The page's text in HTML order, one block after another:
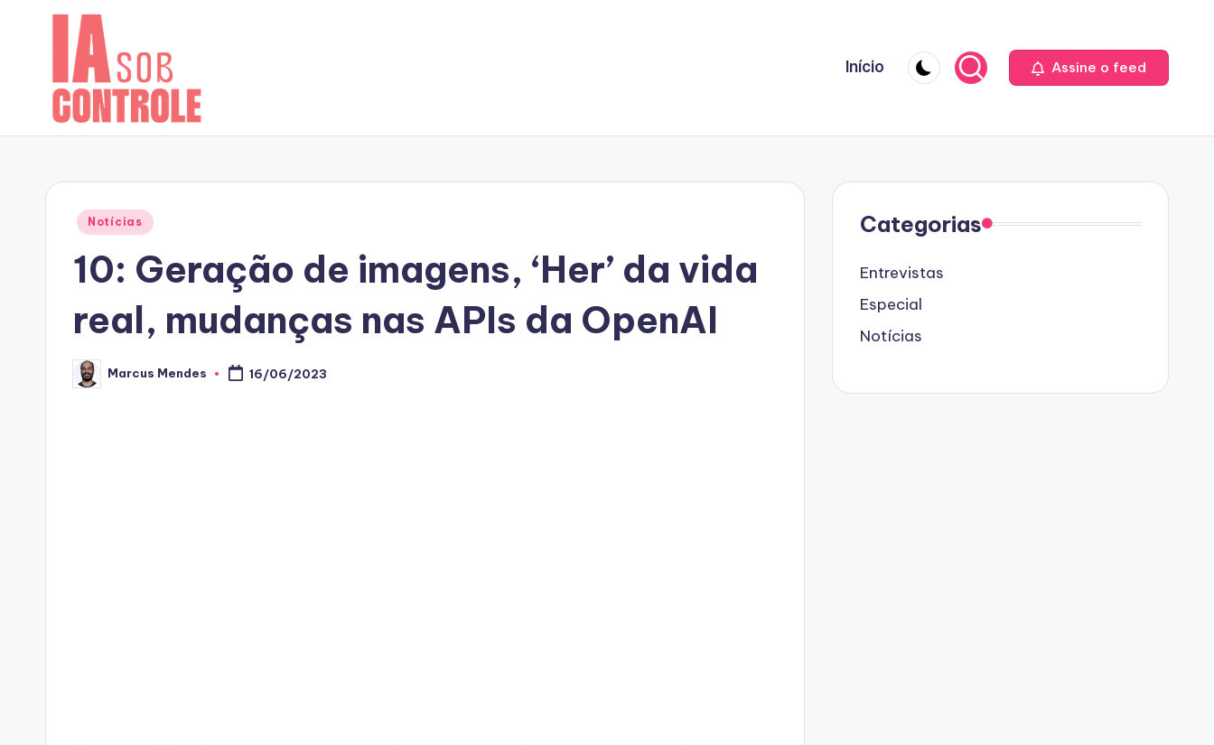
content
Início Assine o feed
Posted
Notícias
10: Geração de imagens, ‘Her’ da vida
real, mudanças nas APIs da OpenAI
Posted
by
Marcus Mendes 16/06/2023
Categorias
Entrevistas
Especial
Notícias